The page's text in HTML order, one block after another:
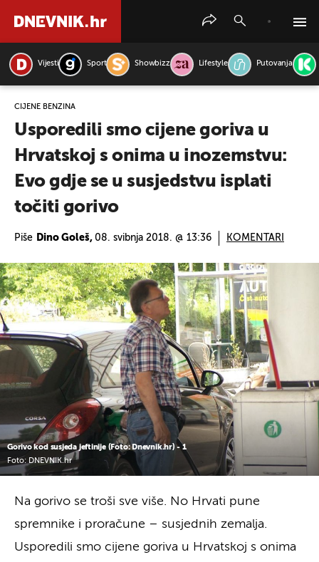
Vijesti Sport Showbizz Lifestyle Putovanja
CIJENE BENZINA
Usporedili smo cijene goriva u
Hrvatskoj s onima u inozemstvu:
Evo gdje se u susjedstvu isplati
točiti gorivo
Piše Dino Goleš, 08. svibnja 2018. @ 13:36 KOMENTARI
Gorivo kod susjeda jeftinije (Foto: Dnevnik.hr) - 1
Foto: DNEVNIK.hr
Na gorivo se troši sve više. No Hrvati pune
spremnike i proračune – susjednih zemalja.
Usporedili smo cijene goriva u Hrvatskoj s onima
PRETRAŽITE VIJESTI